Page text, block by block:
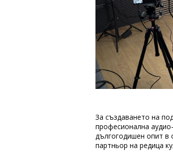
За създаването на
професионална
дългогодишен опит в
партньор на редица